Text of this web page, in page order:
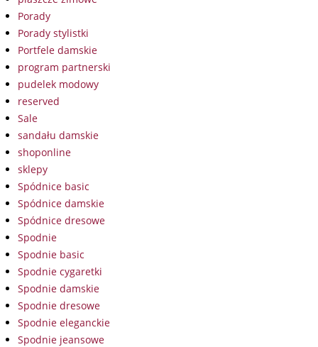
Porady
Porady stylistki
Portfele damskie
program partnerski
pudelek modowy
reserved
Sale
sandału damskie
shoponline
sklepy
Spódnice basic
Spódnice damskie
Spódnice dresowe
Spodnie
Spodnie basic
Spodnie cygaretki
Spodnie damskie
Spodnie dresowe
Spodnie eleganckie
Spodnie jeansowe